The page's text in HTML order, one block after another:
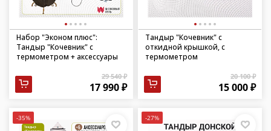
Набор "Эконом плюс":
Тандыр "Кочевник" с
термометром + аксессуары
29 540 ₽
17 990 ₽
Тандыр "Кочевник" с
откидной крышкой, с
термометром
20 100 ₽
15 000 ₽
-35% -27%